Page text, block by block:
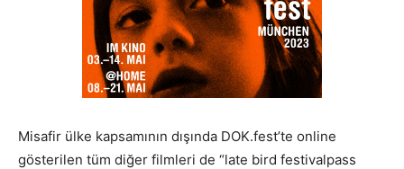
Misafir ülke kapsamının dışında DOK.fest’te online
gösterilen tüm diğer filmleri de “late bird festivalpass